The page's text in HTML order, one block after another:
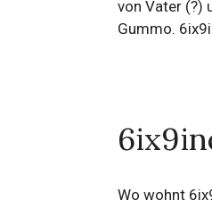
von Vater (?)
Gummo.
Wo wohnt